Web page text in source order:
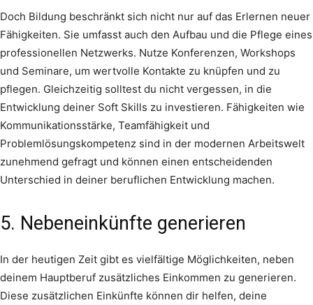
Doch Bildung beschränkt sich nicht nur auf das Erlernen neuer
Fähigkeiten. Sie umfasst auch den Aufbau und die Pflege eines
professionellen Netzwerks. Nutze Konferenzen, Workshops
und Seminare, um wertvolle Kontakte zu knüpfen und zu
pflegen. Gleichzeitig solltest du nicht vergessen, in die
Entwicklung deiner Soft Skills zu investieren. Fähigkeiten wie
Kommunikationsstärke, Teamfähigkeit und
Problemlösungskompetenz sind in der modernen Arbeitswelt
zunehmend gefragt und können einen entscheidenden
Unterschied in deiner beruflichen Entwicklung machen.
5. Nebeneinkünfte generieren
In der heutigen Zeit gibt es vielfältige Möglichkeiten, neben
deinem Hauptberuf zusätzliches Einkommen zu generieren.
Diese zusätzlichen Einkünfte können dir helfen, deine